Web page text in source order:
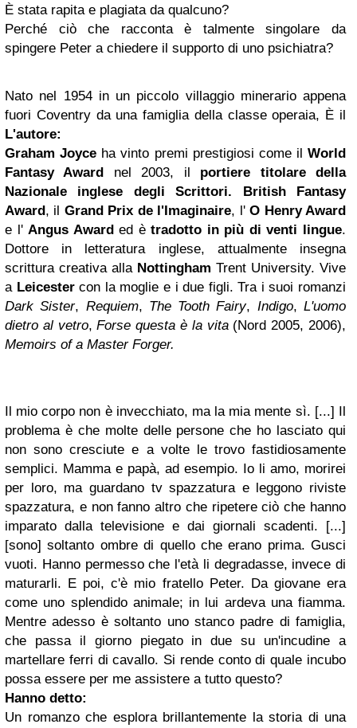
È stata rapita e plagiata da qualcuno?
Perché ciò che racconta è talmente singolare da
spingere Peter a chiedere il supporto di uno psichiatra?
Nato nel 1954 in un piccolo villaggio minerario appena
fuori Coventry da una famiglia della classe operaia, È il
L'autore:
Graham Joyce ha vinto premi prestigiosi come il World
Fantasy Award
nel 2003, il portiere titolare della
Nazionale inglese degli Scrittori.
British Fantasy
Award , il Grand Prix de l'Imaginaire, l'O Henry Award
e l'Angus Awarded ètradotto in più di venti lingue.
Dottore in letteratura inglese, attualmente insegna
scrittura creativa alla Nottingham Trent University. Vive
a Leicestercon la moglie e i due figli. Tra i suoi romanzi
Dark Sister, Requiem, The Tooth Fairy, Indigo,L'uomo
dietro al vetro, Forse questa è la vita (Nord 2005, 2006),
Memoirs of a Master Forger.
Il mio corpo non è invecchiato, ma la mia mente sì. [...] Il
problema è che molte delle persone che ho lasciato qui
non sono cresciute e a volte le trovo fastidiosamente
semplici. Mamma e papà, ad esempio. Io li amo, morirei
per loro, ma guardano tv spazzatura e leggono riviste
spazzatura, e non fanno altro che ripetere ciò che hanno
imparato dalla televisione e dai giornali scadenti. [...]
[sono] soltanto ombre di quello che erano prima. Gusci
vuoti. Hanno permesso che l'età li degradasse, invece di
maturarli. E poi, c'è mio fratello Peter. Da giovane era
come uno splendido animale; in lui ardeva una fiamma.
Mentre adesso è soltanto uno stanco padre di famiglia,
che passa il giorno piegato in due su un'incudine a
martellare ferri di cavallo. Si rende conto di quale incubo
possa essere per me assistere a tutto questo?
Hanno detto:
Un romanzo che esplora brillantemente la storia di una